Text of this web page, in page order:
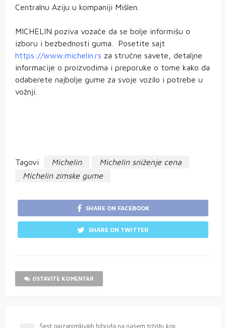
Centralnu Aziju u kompaniji Mišlen.
MICHELIN poziva vozače da se bolje informišu o
izboru i bezbednosti guma. Posetite sajt
https://www.michelin.rs za stručne savete, detaljne
informacije o proizvodima i preporuke o tome kako da
odaberete najbolje gume za svoje vozilo i potrebe u
vožnji.
Tagovi Michelin
Michelin sniženje cena
Michelin zimske gume
SHARE ON FACEBOOK
SHARE ON TWITTER
OSTAVITE KOMENTAR
Šest najzanimljivijih hibrida na našem tržištu koji